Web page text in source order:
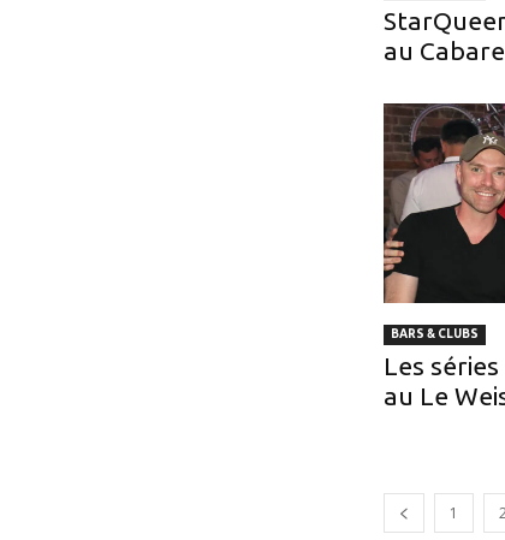
au
BARS & CLUBS
Les
au Le
1